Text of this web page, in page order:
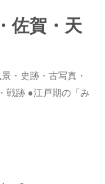
佐賀・天
・史跡・古写真・
戦跡 ●江戸期の「み